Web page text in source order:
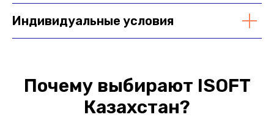
Индивидуальные условия
Почему выбирают ISOFT
Казахстан?